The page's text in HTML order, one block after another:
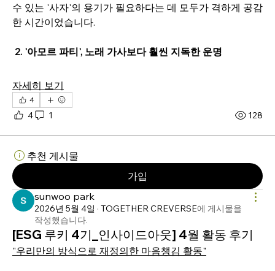
수 있는 '사자'의 용기가 필요하다는 데 모두가 격하게 공감
한 시간이었습니다.
2. '아모르 파티', 노래 가사보다 훨씬 지독한 운명
자세히 보기
4
4 1 128
추천 게시물
가입
sunwoo park
2026년 5월 4일 · TOGETHER CREVERSE에 게시물을
작성했습니다.
[ESG 루키 4기_인사이드아웃] 4월 활동 후기
"우리만의 방식으로 재정의한 마음챙김 활동"